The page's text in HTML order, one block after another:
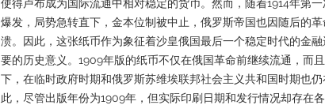
使得卢布成为国际流通中相对稳定的货币。然而，随着1914年第
爆发，局势急转直下，金本位制被中止，俄罗斯帝国也因随后的
溃。因此，这张纸币作为象征着沙皇俄国最后一个稳定时代的金
要的历史意义。1909年版的纸币不仅在俄国革命前继续流通，而
下，在临时政府时期和俄罗斯苏维埃联邦社会主义共和国时期也仍
此，尽管出版年份为1909年，但实际印刷日期和发行情况却存在